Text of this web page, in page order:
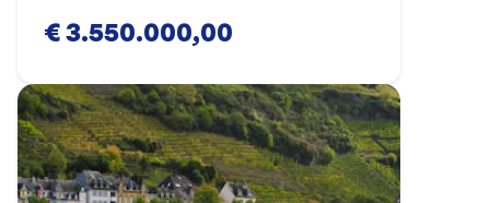
€ 3.550.000,00